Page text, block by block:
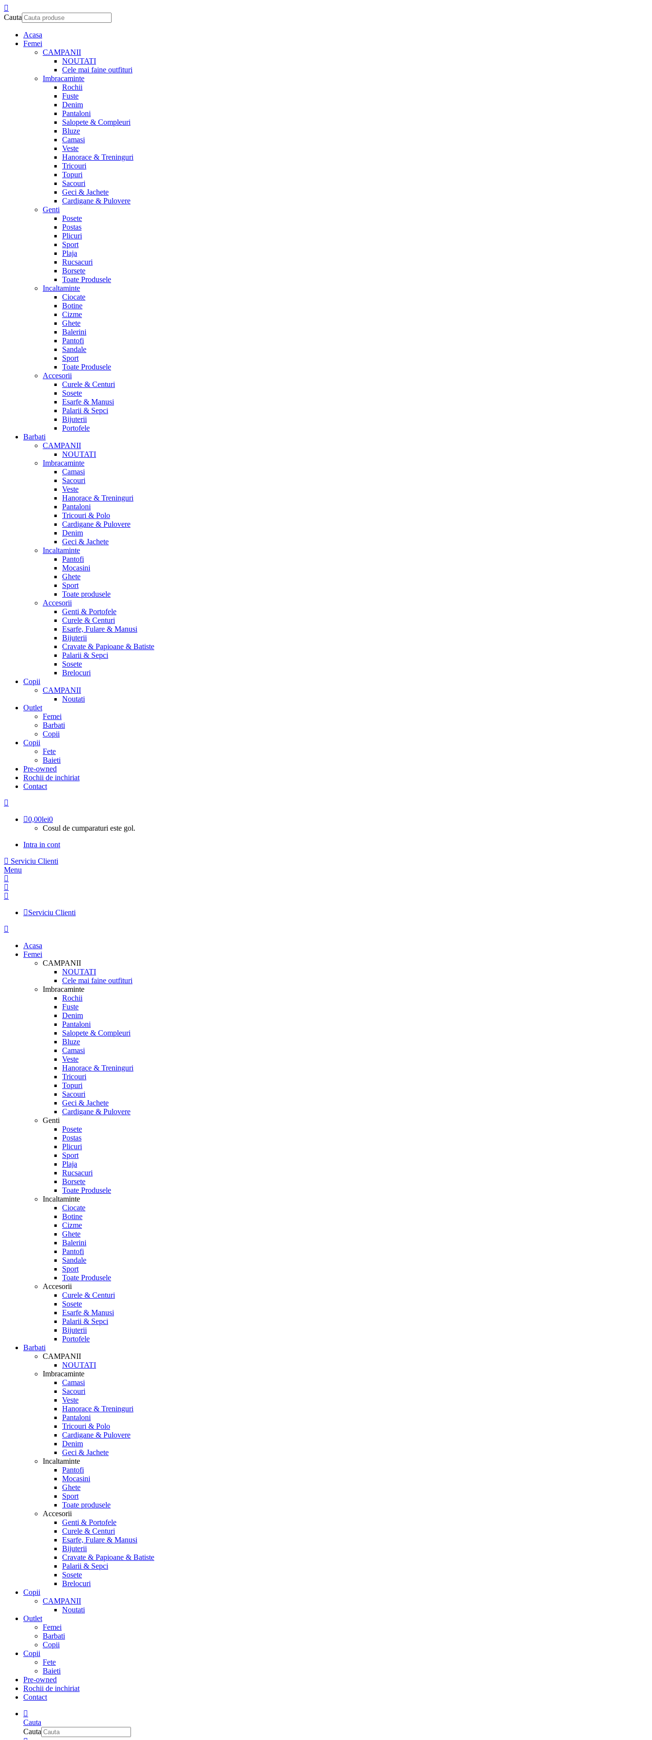
Cauta
Acasa
Femei
CAMPANII
NOUTATI
Cele mai faine outfituri
Imbracaminte
Rochii
Fuste
Denim
Pantaloni
Salopete & Compleuri
Bluze
Camasi
Veste
Hanorace & Treninguri
Tricouri
Topuri
Sacouri
Geci & Jachete
Cardigane & Pulovere
Genti
Posete
Postas
Plicuri
Sport
Plaja
Rucsacuri
Borsete
Toate Produsele
Incaltaminte
Ciocate
Botine
Cizme
Ghete
Balerini
Pantofi
Sandale
Sport
Toate Produsele
Accesorii
Curele & Centuri
Sosete
Esarfe & Manusi
Palarii & Sepci
Bijuterii
Portofele
Barbati
CAMPANII
NOUTATI
Imbracaminte
Camasi
Sacouri
Veste
Hanorace & Treninguri
Pantaloni
Tricouri & Polo
Cardigane & Pulovere
Denim
Geci & Jachete
Incaltaminte
Pantofi
Mocasini
Ghete
Sport
Toate produsele
Accesorii
Genti & Portofele
Curele & Centuri
Esarfe, Fulare & Manusi
Bijuterii
Cravate & Papioane & Batiste
Palarii & Sepci
Sosete
Brelocuri
Copii
CAMPANII
Noutati
Outlet
Femei
Barbati
Copii
Copii
Fete
Baieti
Pre-owned
Rochii de inchiriat
Contact
0,00lei0
Cosul de cumparaturi este gol.
Intra in cont
Serviciu Clienti
Menu
Serviciu Clienti
Acasa
Femei
CAMPANII
NOUTATI
Cele mai faine outfituri
Imbracaminte
Rochii
Fuste
Denim
Pantaloni
Salopete & Compleuri
Bluze
Camasi
Veste
Hanorace & Treninguri
Tricouri
Topuri
Sacouri
Geci & Jachete
Cardigane & Pulovere
Genti
Posete
Postas
Plicuri
Sport
Plaja
Rucsacuri
Borsete
Toate Produsele
Incaltaminte
Ciocate
Botine
Cizme
Ghete
Balerini
Pantofi
Sandale
Sport
Toate Produsele
Accesorii
Curele & Centuri
Sosete
Esarfe & Manusi
Palarii & Sepci
Bijuterii
Portofele
Barbati
CAMPANII
NOUTATI
Imbracaminte
Camasi
Sacouri
Veste
Hanorace & Treninguri
Pantaloni
Tricouri & Polo
Cardigane & Pulovere
Denim
Geci & Jachete
Incaltaminte
Pantofi
Mocasini
Ghete
Sport
Toate produsele
Accesorii
Genti & Portofele
Curele & Centuri
Esarfe, Fulare & Manusi
Bijuterii
Cravate & Papioane & Batiste
Palarii & Sepci
Sosete
Brelocuri
Copii
CAMPANII
Noutati
Outlet
Femei
Barbati
Copii
Copii
Fete
Baieti
Pre-owned
Rochii de inchiriat
Contact
Cauta
Cauta